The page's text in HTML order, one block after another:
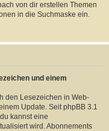
von dir erstellen Themen
in die Suchmaske ein.
und einem
den Lesezeichen in Web-
Update. Seit phpBB 3.1
kannst eine
wird. Abonnements